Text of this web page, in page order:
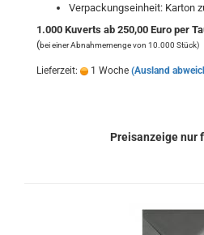
Verpackungseinheit: Karton
1.000 Kuverts ab 250,00 Euro per
(bei einer Abnahmemenge von 10.000 Stück)
Lieferzeit: 1 Woche (Ausland
Preisanzeige nur